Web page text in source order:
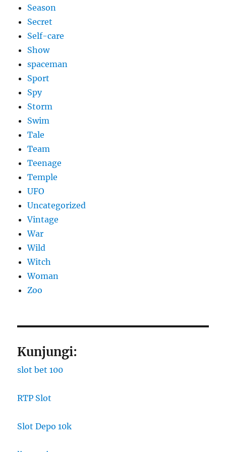
Season
Secret
Self-care
Show
spaceman
Sport
Spy
Storm
Swim
Tale
Team
Teenage
Temple
UFO
Uncategorized
Vintage
War
Wild
Witch
Woman
Zoo
Kunjungi:
slot bet 100
RTP Slot
Slot Depo 10k